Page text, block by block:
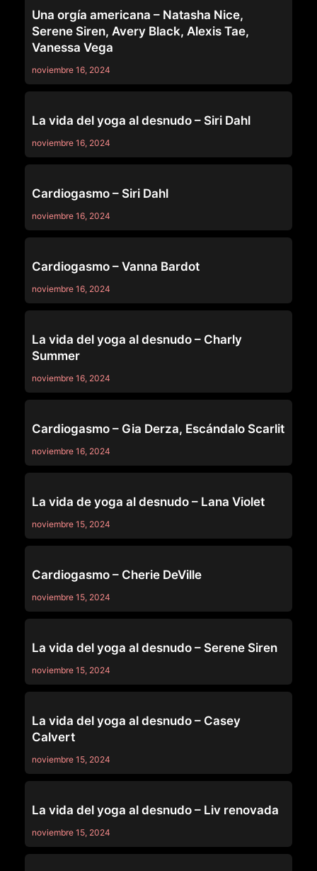
Una orgía americana – Natasha Nice,
Serene Siren, Avery Black, Alexis Tae,
Vanessa Vega
noviembre 16, 2024
La vida del yoga al desnudo – Siri Dahl
noviembre 16, 2024
Cardiogasmo – Siri Dahl
noviembre 16, 2024
Cardiogasmo – Vanna Bardot
noviembre 16, 2024
La vida del yoga al desnudo – Charly
Summer
noviembre 16, 2024
Cardiogasmo – Gia Derza, Escándalo Scarlit
noviembre 16, 2024
La vida de yoga al desnudo – Lana Violet
noviembre 15, 2024
Cardiogasmo – Cherie DeVille
noviembre 15, 2024
La vida del yoga al desnudo – Serene Siren
noviembre 15, 2024
La vida del yoga al desnudo – Casey
Calvert
noviembre 15, 2024
La vida del yoga al desnudo – Liv renovada
noviembre 15, 2024